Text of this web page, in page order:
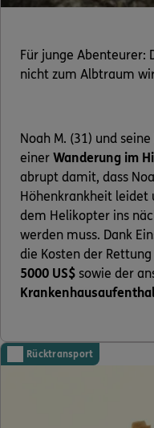
Für junge Abenteurer:
nicht zum Albtraum
Noah M. (31) und
einer Wanderung im
abrupt damit, dass
Höhenkrankheit
dem Helikopter ins
werden muss. Dank
die Kosten der
5000 US$ sowie der
Rücktransport